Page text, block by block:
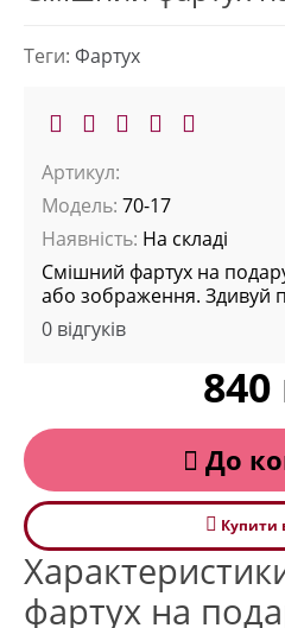
Теги: Фартух
Артикул:
Модель: 70-17
Наявність: На складі
Смішний фартух на
або зображення. Здивуй
0 відгуків
840
До
Купити
фартух на